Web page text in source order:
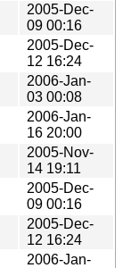
2005-Dec-
09 00:16
2005-Dec-
12 16:24
2006-Jan-
03 00:08
2006-Jan-
16 20:00
2005-Nov-
14 19:11
2005-Dec-
09 00:16
2005-Dec-
12 16:24
2006-Jan-